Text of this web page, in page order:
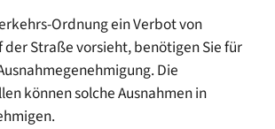
Ordnung ein Verbot von
der Straße vorsieht, benötigen Sie für
Die
können solche Ausnahmen in